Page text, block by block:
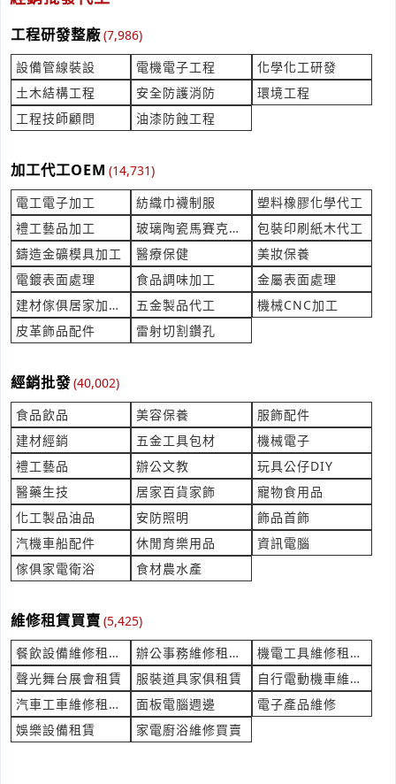
來自:勝OO美OO 詢價
時間:08/07 11:50
***erhome0120@yahoo.com.tw
廢水處理系統費用
產業:病媒防治除蟲
時間:08/07 11:43
***huang@hibox.hinet.net
旋轉壽司檯 想詢問旋轉台設備需求
產業:餐飲食品設備製造代理
來自:5OO8OO1O 詢價
時間:08/07 11:40
立即報價
***goods.d17@gmail.com
想詢問羽衣甘藍粉
來自:佳OO品OO有OO司 詢價
時間:08/07 11:38
***uephk@value-foods.com.tw
貨櫃 20呎標準貨櫃 3組 二手
產業:產業機械製造代理
來自:何OO 詢價
時間:08/07 11:33
立即報價
***aire.ad01@gmail.com
不鏽鋼防震接頭(法蘭型)
產業:元件設計研發
時間:08/07 11:29
***han.ye@tw-oya.com
海報輸出詢價費用
產業:印刷印製
來自:林OO 詢價
時間:08/07 11:28
工程研發整廠(7,986)
設備管線裝設
電機電子工程
化學化工研發
土木結構工程
安全防護消防
環境工程
工程技師顧問
油漆防蝕工程
加工代工OEM (14,731)
電工電子加工
紡織巾襪制服
塑料橡膠化學代工
禮工藝品加工
玻璃陶瓷馬賽克代工
包裝印刷紙木代工
鑄造金礦模具加工
醫療保健
美妝保養
電鍍表面處理
食品調味加工
金屬表面處理
建材傢俱居家加工代工
五金製品代工
機械CNC加工
皮革飾品配件
雷射切割鑽孔
經銷批發(40,002)
食品飲品
美容保養
服飾配件
建材經銷
五金工具包材
機械電子
禮工藝品
辦公文教
玩具公仔DIY
醫藥生技
居家百貨家飾
寵物食用品
化工製品油品
安防照明
飾品首飾
汽機車船配件
休閒育樂用品
資訊電腦
傢俱家電衛浴
食材農水產
維修租賃買賣 (5,425)
餐飲設備維修租賃買賣
辦公事務維修租賃買賣
機電工具維修租賃買賣
聲光舞台展會租賃
服裝道具家俱租賃
自行電動機車維修買賣
汽車工車維修租賃買賣
面板電腦週邊
電子產品維修
娛樂設備租賃
家電廚浴維修買賣